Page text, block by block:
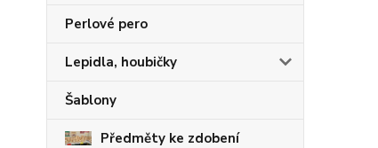
Perlové pero
Lepidla, houbičky
Šablony
Předměty ke zdobení